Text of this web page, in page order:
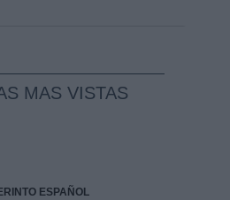
MAS VISTAS
ESPAÑOL